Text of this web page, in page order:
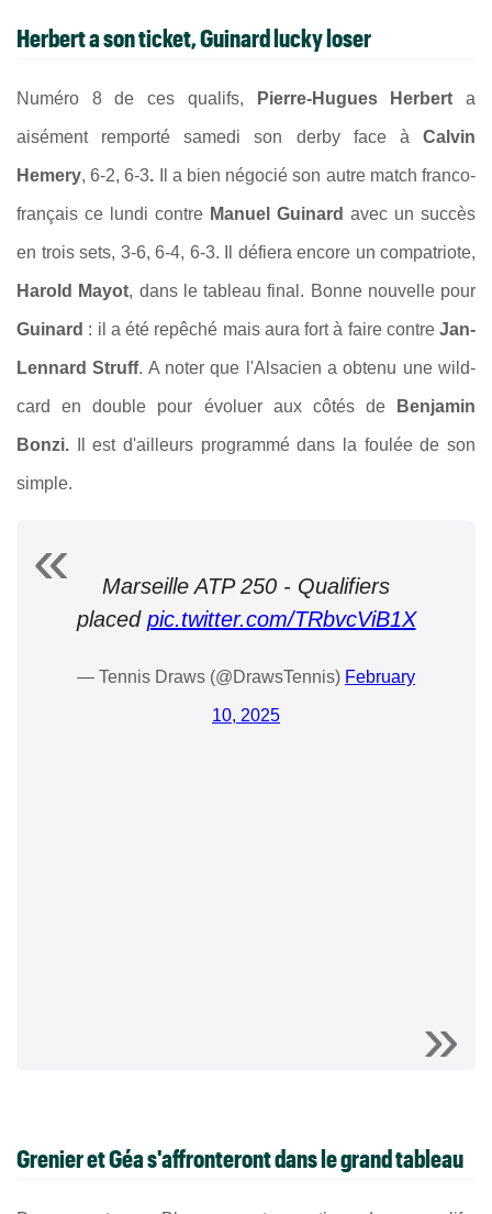
Herbert a son ticket, Guinard lucky loser
Numéro 8 de ces qualifs, Pierre-Hugues Herberta
aisément remporté samedi son derby face à Calvin
Hemery, 6-2, 6-3. Il a bien négocié son autre match franco-
français ce lundi contre Manuel Guinard avec un succès
en trois sets, 3-6, 6-4, 6-3. Il défiera encore un compatriote,
Harold Mayot, dans le tableau final. Bonne nouvelle pour
Guinard : il a été repêché mais aura fort à faire contre Jan-
Lennard Struff. A noter que l'Alsacien a obtenu une wild-
card en double pour évoluer aux côtés de Benjamin
Bonzi. Il est d'ailleurs programmé dans la foulée de son
simple.
Marseille ATP 250 - Qualifiers
placed pic.twitter.com/TRbvcViB1X
— Tennis Draws (@DrawsTennis) February
10, 2025
Grenier et Géa s'affronteront dans le grand tableau